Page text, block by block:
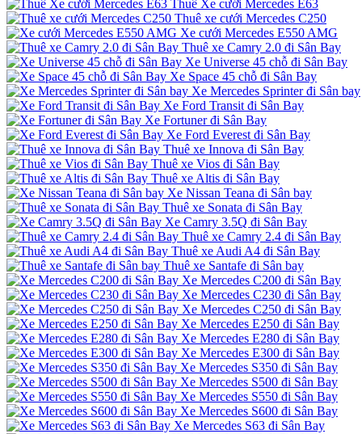
Thuê Xe cưới Mercedes E63
Thuê xe cưới Mercedes C250
Xe cưới Mercedes E550 AMG
Thuê xe Camry 2.0 đi Sân Bay
Xe Universe 45 chỗ đi Sân Bay
Xe Space 45 chỗ đi Sân Bay
Xe Mercedes Sprinter đi Sân bay
Xe Ford Transit đi Sân Bay
Xe Fortuner đi Sân Bay
Xe Ford Everest đi Sân Bay
Thuê xe Innova đi Sân Bay
Thuê xe Vios đi Sân Bay
Thuê xe Altis đi Sân Bay
Xe Nissan Teana đi Sân bay
Thuê xe Sonata đi Sân Bay
Xe Camry 3.5Q đi Sân Bay
Thuê xe Camry 2.4 đi Sân Bay
Thuê xe Audi A4 đi Sân Bay
Thuê xe Santafe đi Sân bay
Xe Mercedes C200 đi Sân Bay
Xe Mercedes C230 đi Sân Bay
Xe Mercedes C250 đi Sân Bay
Xe Mercedes E250 đi Sân Bay
Xe Mercedes E280 đi Sân Bay
Xe Mercedes E300 đi Sân Bay
Xe Mercedes S350 đi Sân Bay
Xe Mercedes S500 đi Sân Bay
Xe Mercedes S550 đi Sân Bay
Xe Mercedes S600 đi Sân Bay
Xe Mercedes S63 đi Sân Bay